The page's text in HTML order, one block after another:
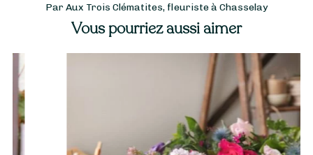
Par Aux Trois Clématites, fleuriste à Chasselay
Vous pourriez aussi aimer